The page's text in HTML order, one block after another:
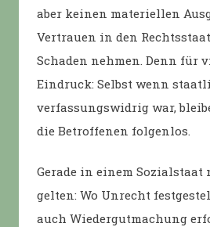
aber keinen materiellen
Vertrauen in den
Schaden nehmen. Denn für
Eindruck: Selbst wenn
verfassungswidrig war,
die Betroffenen folgenlos.
Gerade in einem Sozialstaat
gelten: Wo Unrecht
auch Wiedergutmachung